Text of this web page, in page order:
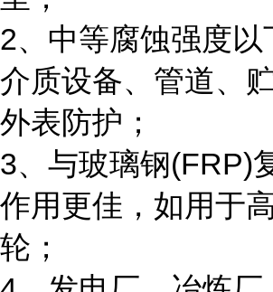
2、中等腐蚀强度以
介质设备、管道、
外表防护；
3、与玻璃钢(FRP)
作用更佳，如用于
轮；